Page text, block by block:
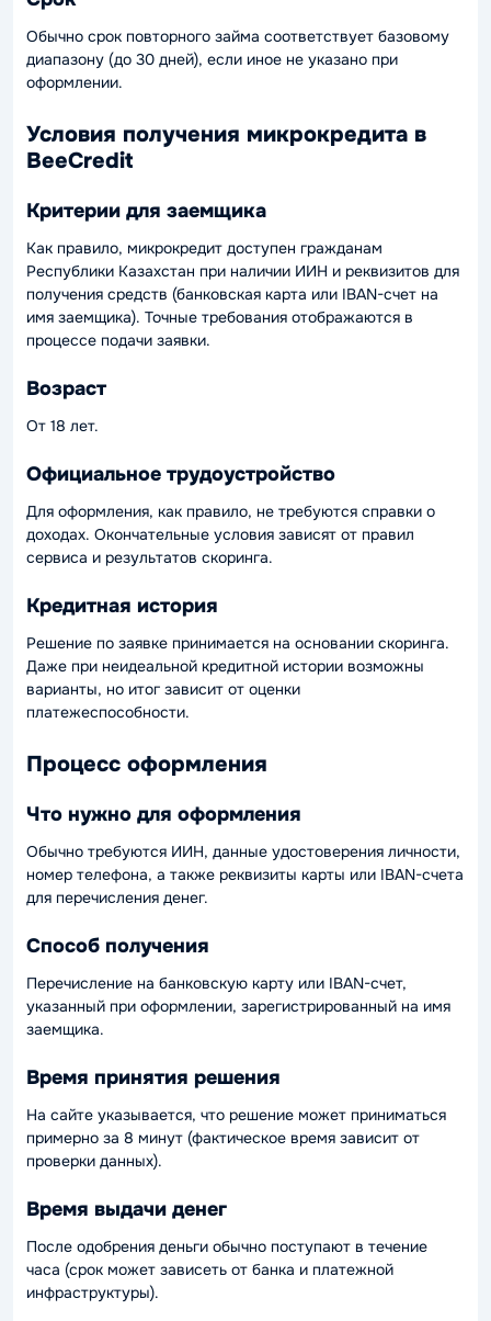
Обычно срок повторного займа соответствует базовому
диапазону (до 30 дней), если иное не указано при
оформлении.
Условия получения микрокредита в
BeeCredit
Критерии для заемщика
Как правило, микрокредит доступен гражданам
Республики Казахстан при наличии ИИН и реквизитов для
получения средств (банковская карта или IBAN-счет на
имя заемщика). Точные требования отображаются в
процессе подачи заявки.
Возраст
От 18 лет.
Официальное трудоустройство
Для оформления, как правило, не требуются справки о
доходах. Окончательные условия зависят от правил
сервиса и результатов скоринга.
Кредитная история
Решение по заявке принимается на основании скоринга.
Даже при неидеальной кредитной истории возможны
варианты, но итог зависит от оценки
платежеспособности.
Процесс оформления
Что нужно для оформления
Обычно требуются ИИН, данные удостоверения личности,
номер телефона, а также реквизиты карты или IBAN-счета
для перечисления денег.
Способ получения
Перечисление на банковскую карту или IBAN-счет,
указанный при оформлении, зарегистрированный на имя
заемщика.
Время принятия решения
На сайте указывается, что решение может приниматься
примерно за 8 минут (фактическое время зависит от
проверки данных).
Время выдачи денег
После одобрения деньги обычно поступают в течение
часа (срок может зависеть от банка и платежной
инфраструктуры).